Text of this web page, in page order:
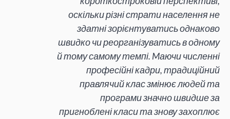
оскільки різні страти населення не
здатні зорієнтуватись однаково
швидко чи реорганізуватись в одному
й тому самому темпі. Mаючи численні
професійні кадри, традиційний
правлячий клас змінює людей та
програми значно швидше за
пригноблені класи та знову захоплює